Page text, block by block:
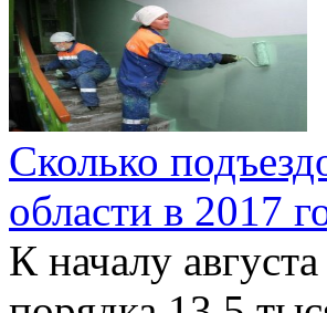
Сколько
области в 2017
К началу